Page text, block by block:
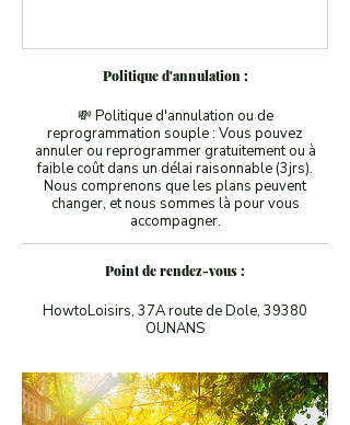
Politique d'annulation :
💸 Politique d'annulation ou de
reprogrammation souple : Vous pouvez
annuler ou reprogrammer gratuitement ou à
faible coût dans un délai raisonnable (3jrs).
Nous comprenons que les plans peuvent
changer, et nous sommes là pour vous
accompagner.
Point de rendez-vous :
HowtoLoisirs, 37A route de Dole, 39380
OUNANS